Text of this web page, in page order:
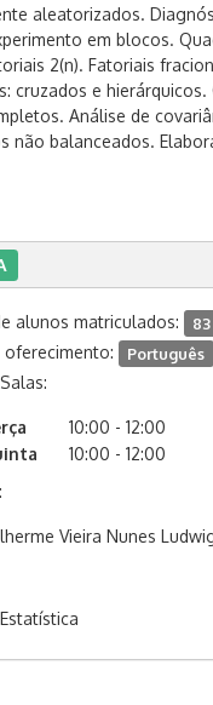
aleatorizados.
em blocos.
2(n). Fatoriais
cruzados e
Análise de
não balanceados.
alunos matriculados: 83
oferecimento: Português
10:00 - 12:00
10:00 - 12:00
Vieira Nunes